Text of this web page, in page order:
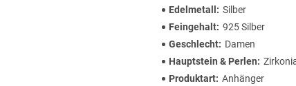
Edelmetall
Silber
Feingehalt 925 Silber
Geschlecht
Damen
Hauptstein & Perlen
Produktart Anhänger